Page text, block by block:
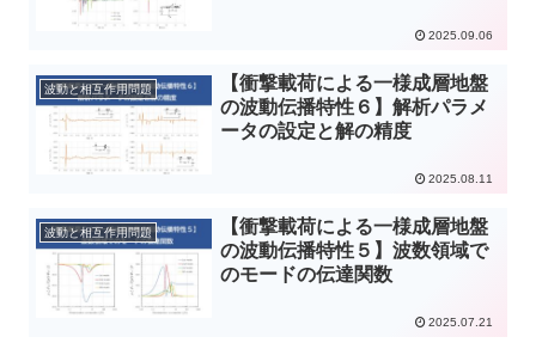
2025.09.06
波動と相互作用問題
【衝撃載荷による一様成層地盤
の波動伝播特性６】解析パラメ
ータの設定と解の精度
2025.08.11
波動と相互作用問題
【衝撃載荷による一様成層地盤
の波動伝播特性５】波数領域で
のモードの伝達関数
2025.07.21